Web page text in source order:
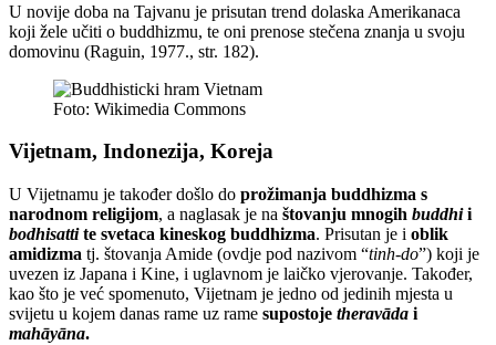
U novije doba na Tajvanu je prisutan trend dolaska Amerikanaca
koji žele učiti o buddhizmu, te oni prenose stečena znanja u svoju
domovinu (Raguin, 1977., str. 182).
Foto: Wikimedia Commons
Vijetnam, Indonezija, Koreja
U Vijetnamu je također došlo do prožimanja buddhizma s
narodnom religijom, a naglasak je na štovanju mnogih buddhii
bodhisattite svetaca kineskog buddhizma. Prisutan je i oblik
amidizma tj. štovanja Amide (ovdje pod nazivom “tinh-do”) koji je
uvezen iz Japana i Kine, i uglavnom je laičko vjerovanje. Također,
kao što je već spomenuto, Vijetnam je jedno od jedinih mjesta u
svijetu u kojem danas rame uz rame supostoje theravāda i
mahāyāna.